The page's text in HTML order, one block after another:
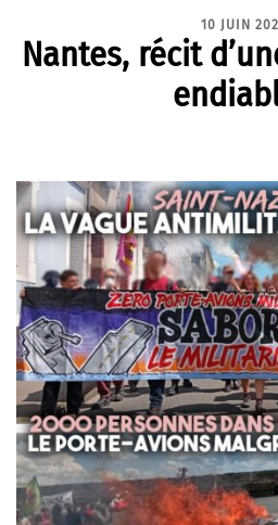
10 JUIN
Nantes, récit